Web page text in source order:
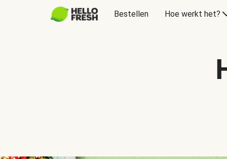
Bestellen Hoe werkt het?